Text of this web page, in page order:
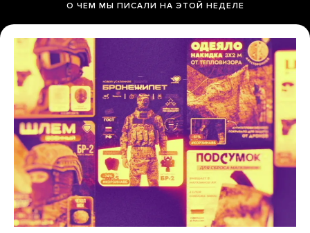
О ЧЕМ МЫ ПИСАЛИ НА ЭТОЙ НЕДЕЛЕ